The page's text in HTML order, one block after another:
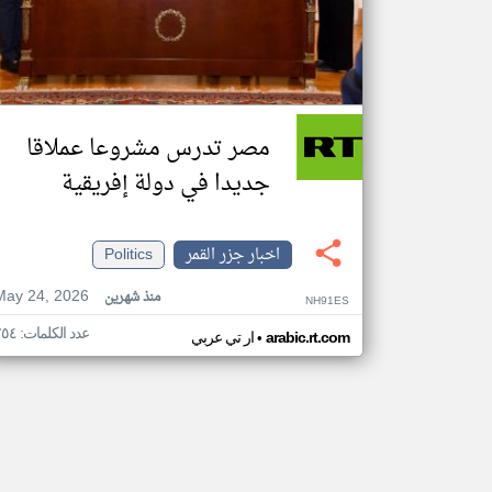
مصر تدرس مشروعا عملاقا
جديدا في دولة إفريقية
اخبار جزر القمر
Politics
24, 2026
منذ شهرين NH91ES
ار تي عربي• arabic.rt.com عدد الكلمات: ٢٥٤